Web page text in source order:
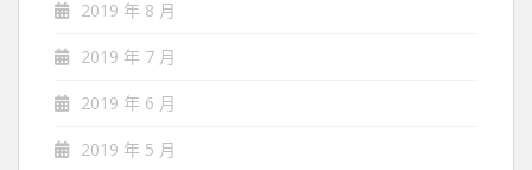
2019 年 8 月
2019 年 7 月
2019 年 6 月
2019 年 5 月